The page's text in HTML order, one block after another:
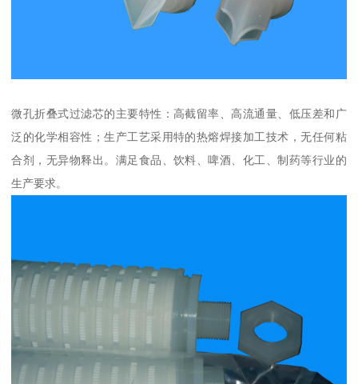
微孔折叠式过滤芯的主要特性：高截留率、高流通量、低压差和广
泛的化学相容性；生产工艺采用特的热熔焊接加工技术，无任何粘
合剂，无异物释出。满足食品、饮料、啤酒、化工、制药等行业的
生产要求。